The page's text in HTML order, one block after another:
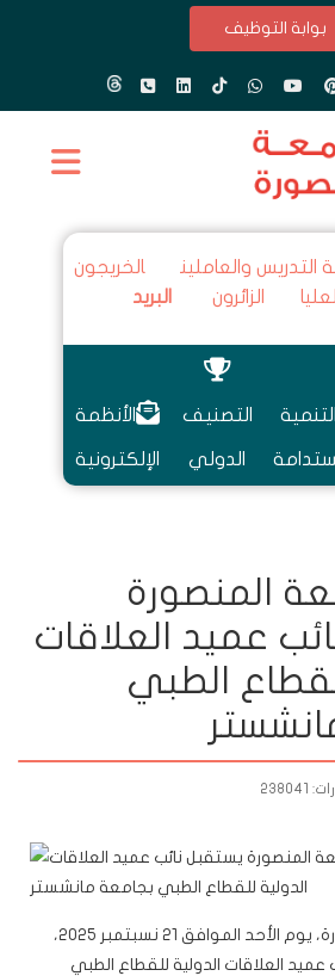
بوابة التوظيف
التدريس والعاملين
الخريجون
الزائرون البريد
التنمية التصنيف
الدولي
الأنظمة
الإلكترونية
المنصورة
عميد العلاقات
الطبي
238041
خاطر، رئيس جامعة المنصورة، يوم الأحد الموافق 21 نسبتمبر 2025،
عميد العلاقات الدولية للقطاع الطبي